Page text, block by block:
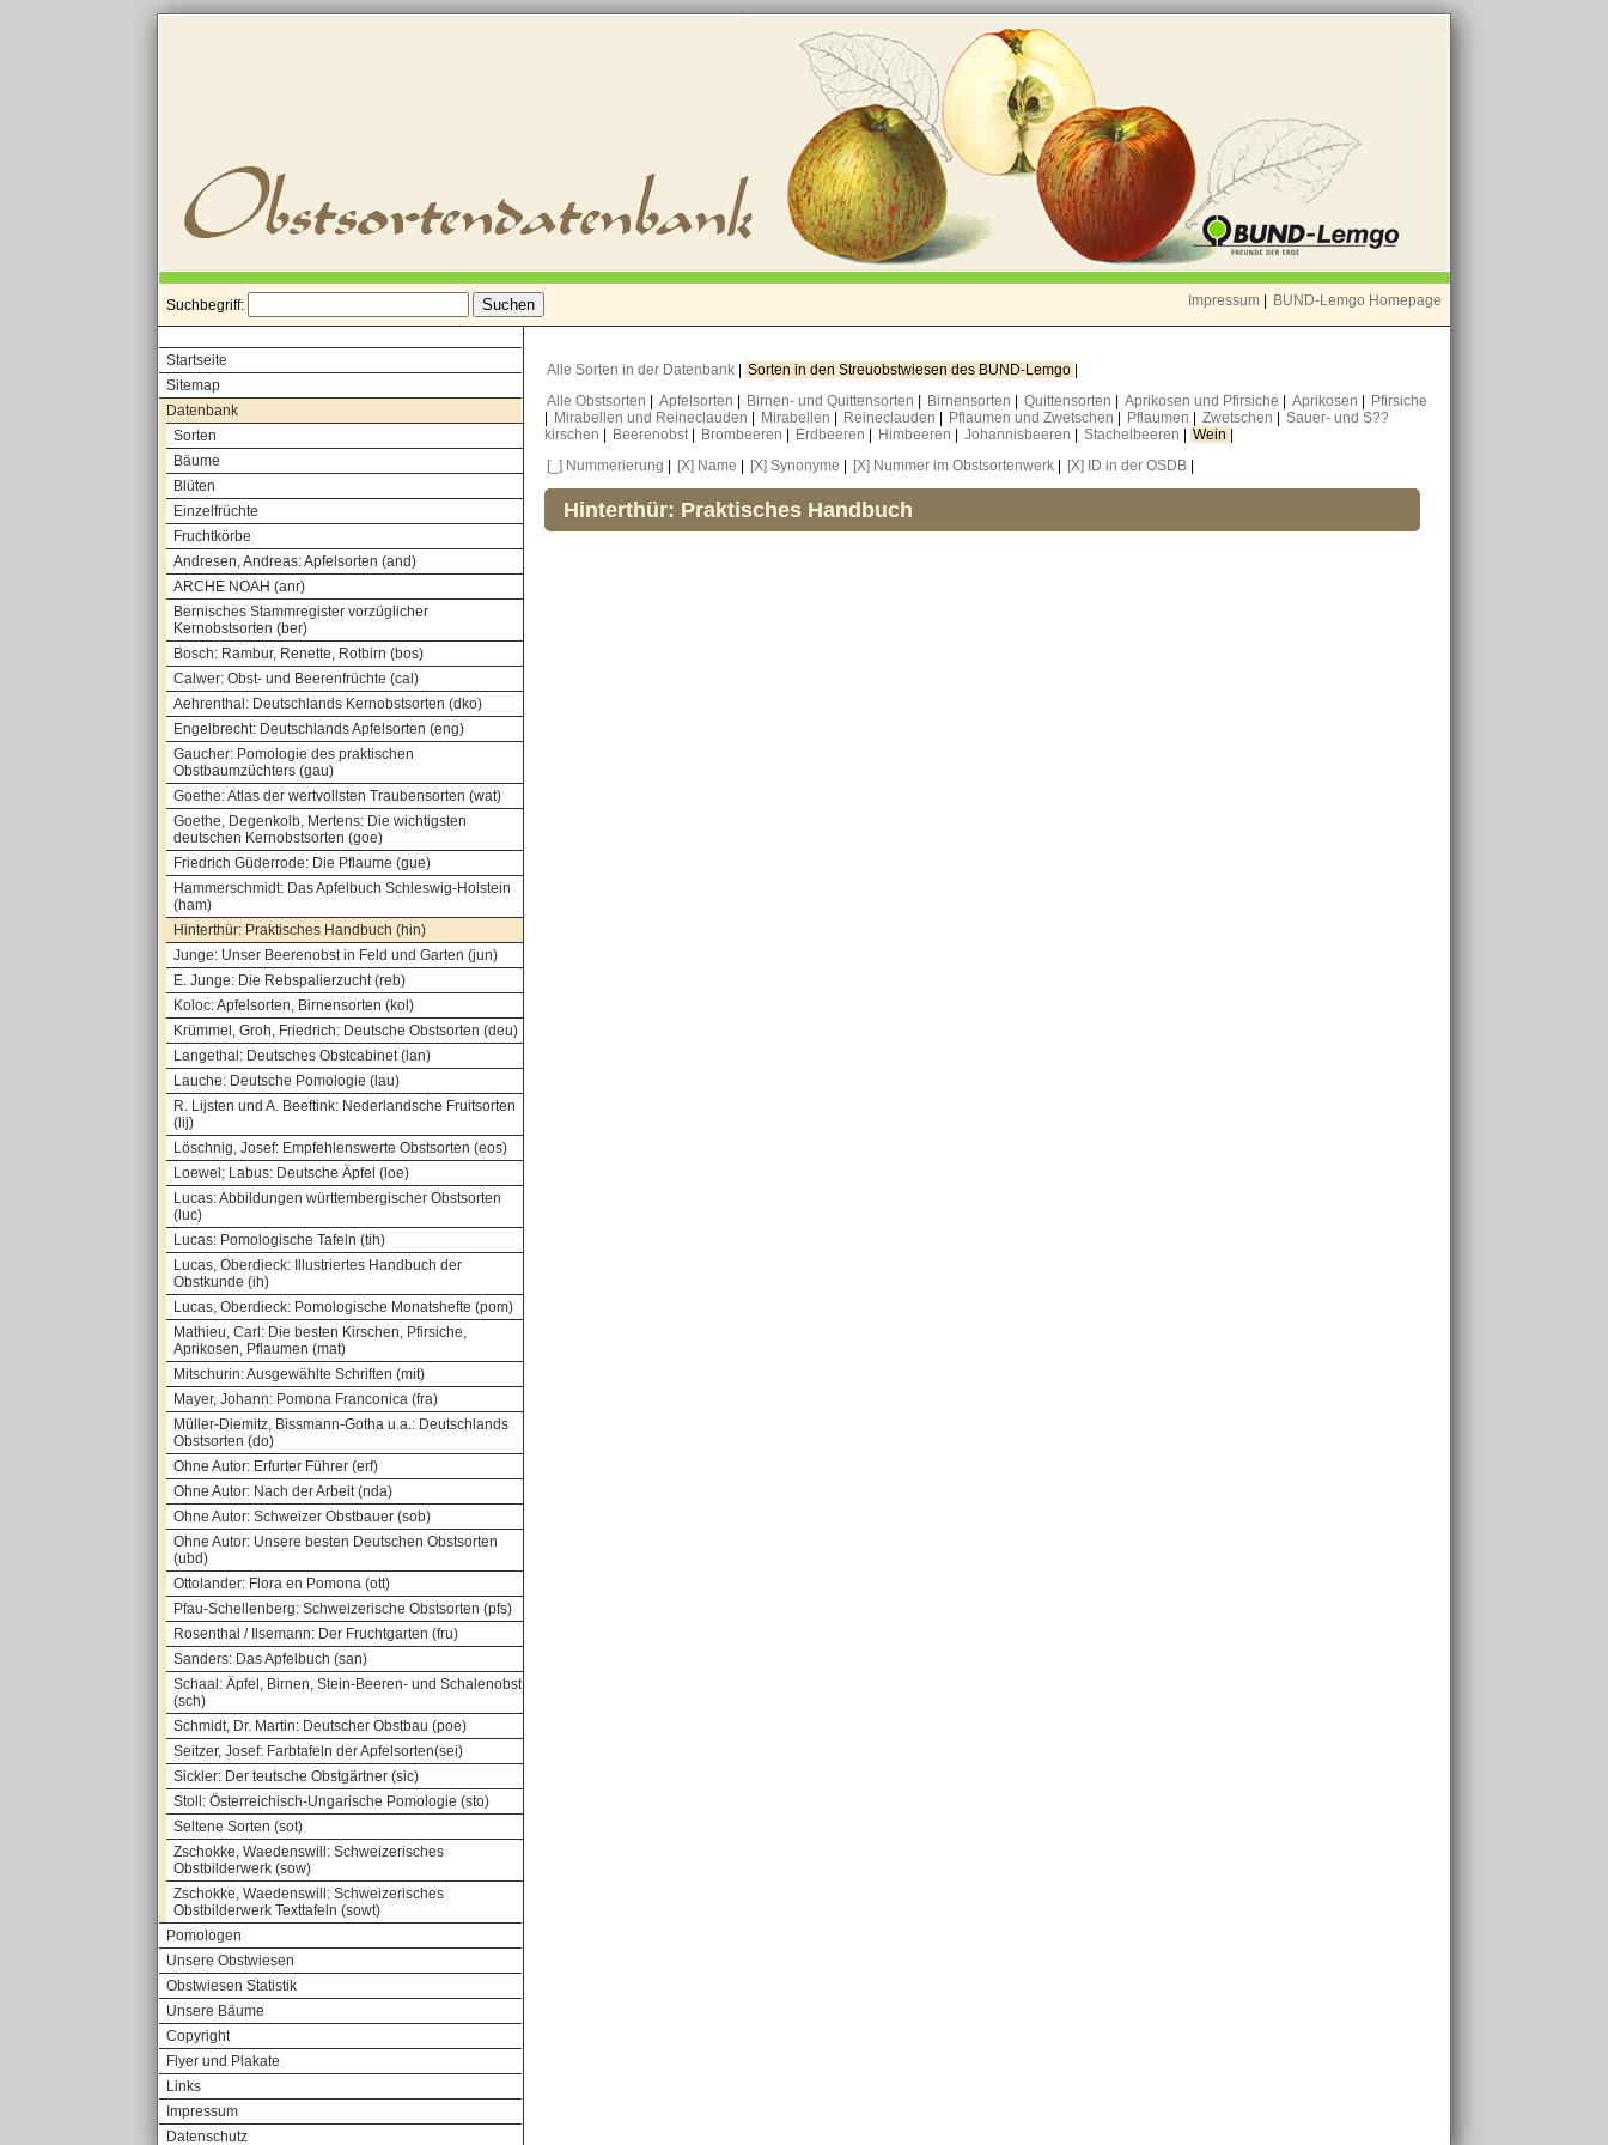
Suchbegriff: Impressum BUND-Lemgo Homepage
Startseite
Sitemap
Datenbank
Sorten
Bäume
Blüten
Einzelfrüchte
Fruchtkörbe
Andresen, Andreas: Apfelsorten (and)
ARCHE NOAH (anr)
Bernisches Stammregister vorzüglicher
Kernobstsorten (ber)
Bosch: Rambur, Renette, Rotbirn (bos)
Calwer: Obst- und Beerenfrüchte (cal)
Aehrenthal: Deutschlands Kernobstsorten (dko)
Engelbrecht: Deutschlands Apfelsorten (eng)
Gaucher: Pomologie des praktischen
Obstbaumzüchters (gau)
Goethe: Atlas der wertvollsten Traubensorten (wat)
Goethe, Degenkolb, Mertens: Die wichtigsten
deutschen Kernobstsorten (goe)
Friedrich Güderrode: Die Pflaume (gue)
Hammerschmidt: Das Apfelbuch Schleswig-Holstein
(ham)
Hinterthür: Praktisches Handbuch (hin)
Junge: Unser Beerenobst in Feld und Garten (jun)
E. Junge: Die Rebspalierzucht (reb)
Koloc: Apfelsorten, Birnensorten (kol)
Krümmel, Groh, Friedrich: Deutsche Obstsorten (deu)
Langethal: Deutsches Obstcabinet (lan)
Lauche: Deutsche Pomologie (lau)
R. Lijsten und A. Beeftink: Nederlandsche Fruitsorten
(lij)
Löschnig, Josef: Empfehlenswerte Obstsorten (eos)
Loewel; Labus: Deutsche Äpfel (loe)
Lucas: Abbildungen württembergischer Obstsorten
(luc)
Lucas: Pomologische Tafeln (tih)
Lucas, Oberdieck: Illustriertes Handbuch der
Obstkunde (ih)
Lucas, Oberdieck: Pomologische Monatshefte (pom)
Mathieu, Carl: Die besten Kirschen, Pfirsiche,
Aprikosen, Pflaumen (mat)
Mitschurin: Ausgewählte Schriften (mit)
Mayer, Johann: Pomona Franconica (fra)
Müller-Diemitz, Bissmann-Gotha u.a.: Deutschlands
Obstsorten (do)
Ohne Autor: Erfurter Führer (erf)
Ohne Autor: Nach der Arbeit (nda)
Ohne Autor: Schweizer Obstbauer (sob)
Ohne Autor: Unsere besten Deutschen Obstsorten
(ubd)
Ottolander: Flora en Pomona (ott)
Pfau-Schellenberg: Schweizerische Obstsorten (pfs)
Rosenthal / Ilsemann: Der Fruchtgarten (fru)
Sanders: Das Apfelbuch (san)
Schaal: Äpfel, Birnen, Stein-Beeren- und Schalenobst
(sch)
Schmidt, Dr. Martin: Deutscher Obstbau (poe)
Seitzer, Josef: Farbtafeln der Apfelsorten(sei)
Sickler: Der teutsche Obstgärtner (sic)
Stoll: Österreichisch-Ungarische Pomologie (sto)
Seltene Sorten (sot)
Zschokke, Waedenswill: Schweizerisches
Obstbilderwerk (sow)
Zschokke, Waedenswill: Schweizerisches
Obstbilderwerk Texttafeln (sowt)
Pomologen
Unsere Obstwiesen
Obstwiesen Statistik
Unsere Bäume
Copyright
Flyer und Plakate
Links
Impressum
Datenschutz
Alle Sorten in der Datenbank Sorten in den Streuobstwiesen des BUND-Lemgo
Alle Obstsorten
Apfelsorten Birnen- und Quittensorten Birnensorten Quittensorten Aprikosen und Pfirsiche Aprikosen
Pfirsiche
Mirabellen und Reineclauden Mirabellen Reineclauden Pflaumen und Zwetschen Pflaumen Zwetschen
Sauer- und S??
kirschen
Beerenobst Brombeeren Erdbeeren Himbeeren Johannisbeeren Stachelbeeren Wein
[_] Nummerierung
[X] Name [X] Synonyme [X] Nummer im Obstsortenwerk [X] ID in der OSDB
Hinterthür: Praktisches Handbuch